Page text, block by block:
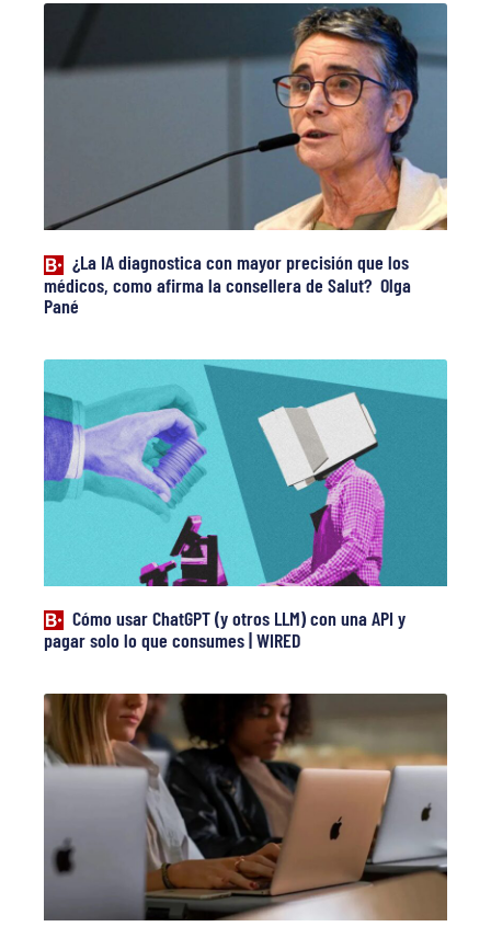
¿La IA diagnostica con mayor precisión que los
médicos, como afirma la consellera de Salut? Olga
Pané
Cómo usar ChatGPT (y otros LLM) con una API y
pagar solo lo que consumes | WIRED